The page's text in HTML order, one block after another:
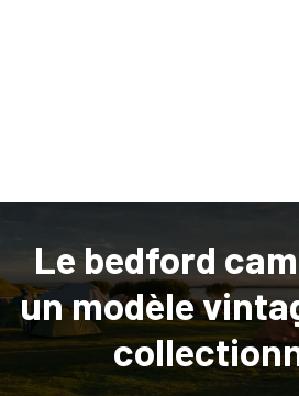
Le bedford
un modèle